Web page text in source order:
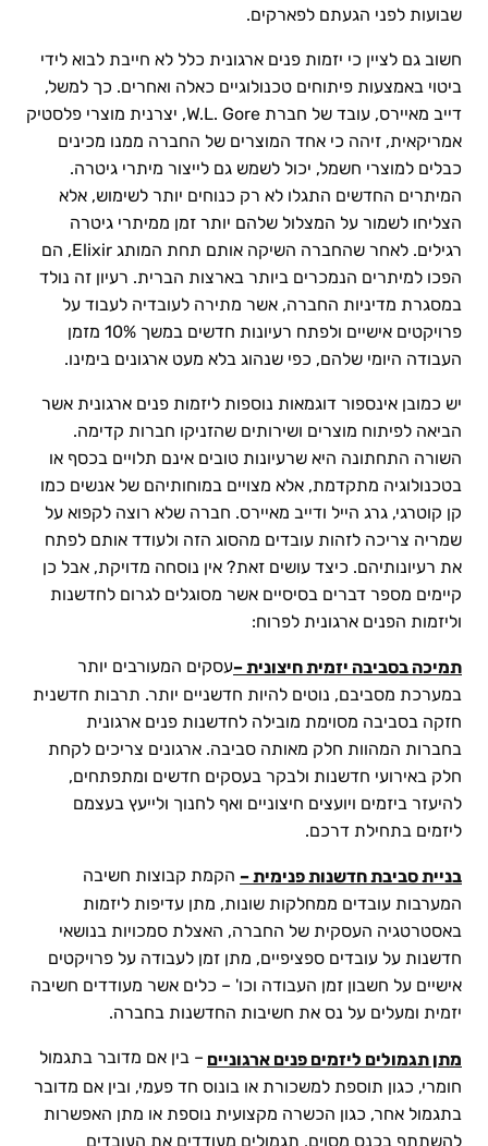
שבועות לפני הגעתם לפארקים.
חשוב גם לציין כי יזמות פנים ארגונית כלל לא חייבת לבוא לידי
ביטוי באמצעות פיתוחים טכנולוגיים כאלה ואחרים. כך למשל,
דייב מאיירס, עובד של חברת W.L. Gore, יצרנית מוצרי פלסטיק
אמריקאית, זיהה כי אחד המוצרים של החברה ממנו מכינים
כבלים למוצרי חשמל, יכול לשמש גם לייצור מיתרי גיטרה.
המיתרים החדשים התגלו לא רק כנוחים יותר לשימוש, אלא
הצליחו לשמור על המצלול שלהם יותר זמן ממיתרי גיטרה
רגילים. לאחר שהחברה השיקה אותם תחת המותג Elixir, הם
הפכו למיתרים הנמכרים ביותר בארצות הברית. רעיון זה נולד
במסגרת מדיניות החברה, אשר מתירה לעובדיה לעבוד על
פרויקטים אישיים ולפתח רעיונות חדשים במשך 10% מזמן
העבודה היומי שלהם, כפי שנהוג בלא מעט ארגונים בימינו.
יש כמובן אינספור דוגמאות נוספות ליזמות פנים ארגונית אשר
הביאה לפיתוח מוצרים ושירותים שהזניקו חברות קדימה.
השורה התחתונה היא שרעיונות טובים אינם תלויים בכסף או
בטכנולוגיה מתקדמת, אלא מצויים במוחותיהם של אנשים כמו
קן קוטרגי, גרג הייל ודייב מאיירס. חברה שלא רוצה לקפוא על
שמריה צריכה לזהות עובדים מהסוג הזה ולעודד אותם לפתח
את רעיונותיהם. כיצד עושים זאת? אין נוסחה מדויקת, אבל כן
קיימים מספר דברים בסיסיים אשר מסוגלים לגרום לחדשנות
וליזמות הפנים ארגונית לפרוח:
תמיכה בסביבה יזמית חיצונית –עסקים המעורבים יותר
במערכת מסביבם, נוטים להיות חדשניים יותר. תרבות חדשנית
חזקה בסביבה מסוימת מובילה לחדשנות פנים ארגונית
בחברות המהוות חלק מאותה סביבה. ארגונים צריכים לקחת
חלק באירועי חדשנות ולבקר בעסקים חדשים ומתפתחים,
להיעזר ביזמים ויועצים חיצוניים ואף לחנוך ולייעץ בעצמם
ליזמים בתחילת דרכם.
בניית סביבת חדשנות פנימית – הקמת קבוצות חשיבה
המערבות עובדים ממחלקות שונות, מתן עדיפות ליזמות
באסטרטגיה העסקית של החברה, האצלת סמכויות בנושאי
חדשנות על עובדים ספציפיים, מתן זמן לעבודה על פרויקטים
אישיים על חשבון זמן העבודה וכו' – כלים אשר מעודדים חשיבה
יזמית ומעלים על נס את חשיבות החדשנות בחברה.
מתן תגמולים ליזמים פנים ארגוניים – בין אם מדובר בתגמול
חומרי, כגון תוספת למשכורת או בונוס חד פעמי, ובין אם מדובר
בתגמול אחר, כגון הכשרה מקצועית נוספת או מתן האפשרות
להשתתף בכנס מסוים, תגמולים מעודדים את העובדים